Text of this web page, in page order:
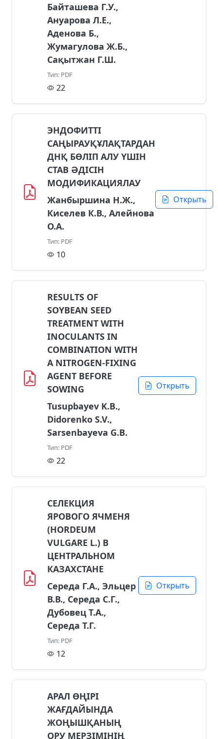
Байташева Г.У.,
Ануарова Л.Е.,
Аденова Б.,
Жумагулова Ж.Б.,
Сақытжан Г.Ш.
Тип: PDF
22
ЭНДОФИТТІ
САҢЫРАУҚҰЛАҚТАРДАН
ДНҚ БӨЛІП АЛУ ҮШІН
CTAB ӘДІСІН
МОДИФИКАЦИЯЛАУ
Жанбыршина Н.Ж.,
Киселев К.В., Алейнова
О.А.
Тип: PDF
10
Открыть
RESULTS OF
SOYBEAN SEED
TREATMENT WITH
INOCULANTS IN
COMBINATION WITH
A NITROGEN-FIXING
AGENT BEFORE
SOWING
Tusupbayev K.B.,
Didorenko S.V.,
Sarsenbayeva G.B.
Тип: PDF
22
Открыть
СЕЛЕКЦИЯ
ЯРОВОГО ЯЧМЕНЯ
(HORDEUM
VULGARE L.) В
ЦЕНТРАЛЬНОМ
КАЗАХСТАНЕ
Середа Г.А., Эльцер
В.В., Середа С.Г.,
Дубовец Т.А.,
Середа Т.Г.
Тип: PDF
12
Открыть
АРАЛ ӨҢІРІ
ЖАҒДАЙЫНДА
ЖОҢЫШҚАНЫҢ
ОРУ МЕРЗІМІНІҢ